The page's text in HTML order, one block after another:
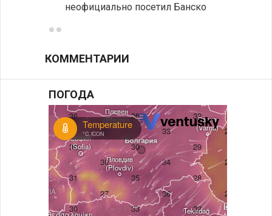
неофициально посетил Банско
КОММЕНТАРИИ
ПОГОДА